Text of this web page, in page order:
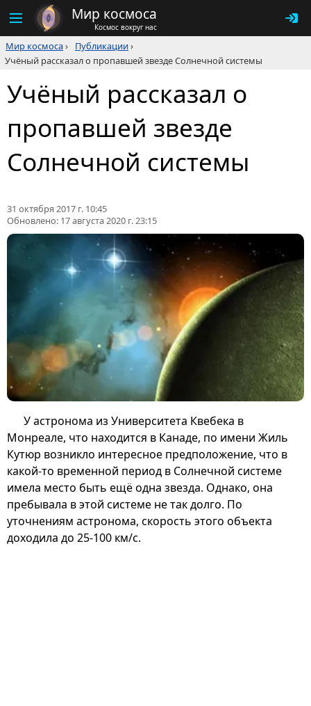
Мир космоса
Космос вокруг нас
Мир космоса› Публикации›
Учёный рассказал о пропавшей звезде Солнечной системы
Учёный рассказал о
пропавшей звезде
Солнечной системы
31 октября 2017 г. 10:45
Обновлено: 17 августа 2020 г. 23:15
У астронома из Университета Квебека в
Монреале, что находится в Канаде, по имени Жиль
Кутюр возникло интересное предположение, что в
какой-то временной период в Солнечной системе
имела место быть ещё одна звезда. Однако, она
пребывала в этой системе не так долго. По
уточнениям астронома, скорость этого объекта
доходила до 25-100 км/с.